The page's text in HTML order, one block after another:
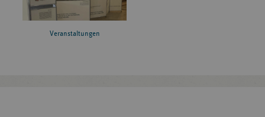
Veranstaltungen